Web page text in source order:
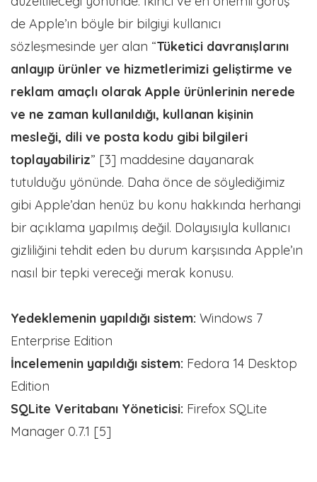
de Apple’ın böyle bir bilgiyi kullanıcı
sözleşmesinde yer alan “Tüketici davranışlarını
anlayıp ürünler ve hizmetlerimizi geliştirme ve
reklam amaçlı olarak Apple ürünlerinin nerede
ve ne zaman kullanıldığı, kullanan kişinin
mesleği, dili ve posta kodu gibi bilgileri
toplayabiliriz” [3] maddesine dayanarak
tutulduğu yönünde. Daha önce de söylediğimiz
gibi Apple’dan henüz bu konu hakkında herhangi
bir açıklama yapılmış değil. Dolayısıyla kullanıcı
gizliliğini tehdit eden bu durum karşısında Apple’ın
nasıl bir tepki vereceği merak konusu.
Yedeklemenin yapıldığı sistem: Windows 7
Enterprise Edition
İncelemenin yapıldığı sistem: Fedora 14 Desktop
Edition
SQLite Veritabanı Yöneticisi: Firefox SQLite
Manager 0.7.1 [5]